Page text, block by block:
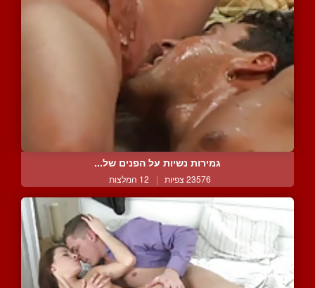
גמירות נשיות על הפנים של...
23576 צפיות | 12 המלצות